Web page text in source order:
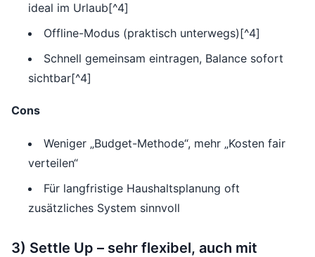
ideal im Urlaub[^4]
Offline-Modus (praktisch unterwegs)[^4]
Schnell gemeinsam eintragen, Balance sofort
sichtbar[^4]
Cons
Weniger „Budget-Methode“, mehr „Kosten fair
verteilen“
Für langfristige Haushaltsplanung oft
zusätzliches System sinnvoll
3) Settle Up – sehr flexibel, auch mit